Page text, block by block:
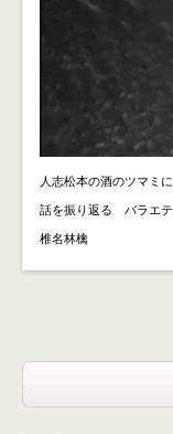
人志松本の酒のツマミ
話を振り返る バラエ
椎名林檎